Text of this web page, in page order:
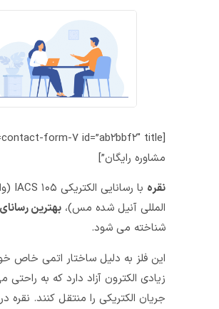
[contact-form-۷ id=”ab۲bbf۲″ title=”فرم
مشاوره رایگان”]
با رسانایی الکتریکی ۱۰۵ IACS (واحد بین‌
المللی آنیل شده مس)،بهترین رسانای الکتریکی
شناخته می‌ شود.
این فلز به دلیل ساختار اتمی خاص خود، تعداد
زیادی الکترون آزاد دارد که به راحتی می‌توانند
جریان الکتریکی را منتقل کنند. نقره در بسیاری از